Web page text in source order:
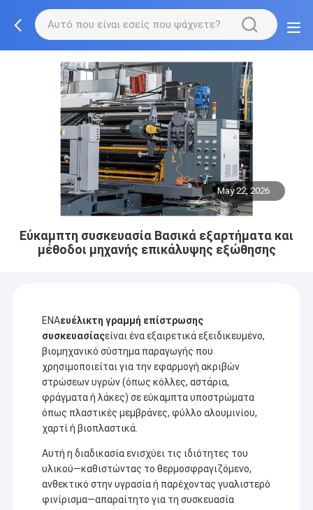
May 22, 2026
Εύκαμπτη συσκευασία Βασικά εξαρτήματα και
μέθοδοι μηχανής επικάλυψης εξώθησης
ΕΝΑευέλικτη γραμμή επίστρωσης
συσκευασίαςείναι ένα εξαιρετικά εξειδικευμένο,
βιομηχανικό σύστημα παραγωγής που
χρησιμοποιείται για την εφαρμογή ακριβών
στρώσεων υγρών (όπως κόλλες, αστάρια,
φράγματα ή λάκες) σε εύκαμπτα υποστρώματα
όπως πλαστικές μεμβράνες, φύλλο αλουμινίου,
χαρτί ή βιοπλαστικά.
Αυτή η διαδικασία ενισχύει τις ιδιότητες του
υλικού—καθιστώντας το θερμοσφραγιζόμενο,
ανθεκτικό στην υγρασία ή παρέχοντας γυαλιστερό
φινίρισμα—απαραίτητο για τη συσκευασία